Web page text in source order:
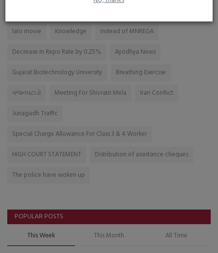
lalo movie Knowledge
Instead of MNREGA
Decrease In Repo Rate by 0.25%
Ayodhya News
Gujarat Biotechnology University
Breathing Exercise
વજનઘટાડો
Meeting For Shivratri Mela
Iran Conflict
Junagadh Traffic
Special Charge Allowance For Class 3 & 4 Worker
HIGH COURT STATEMENT
Distribution of assistance cheques
The police have woken up
POPULAR POSTS
This Week This Month All Time